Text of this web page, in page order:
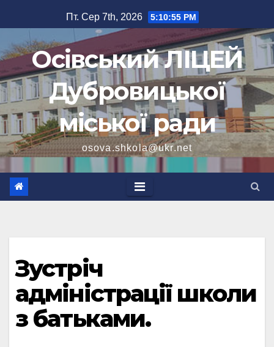
до
вмісту
Пт. Сер 7th, 2026 5:10:56 PM
Осівський ЛІЦЕЙ
Дубровицької
міської ради
osova.shkola@ukr.net
Зустріч
адміністрації школи
з батьками.